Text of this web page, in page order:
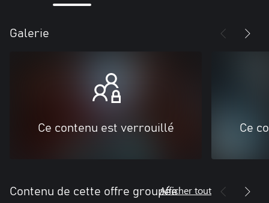
Galerie
Ce contenu est verrouillé Ce
Contenu de cette offre groupéeAfficher tout